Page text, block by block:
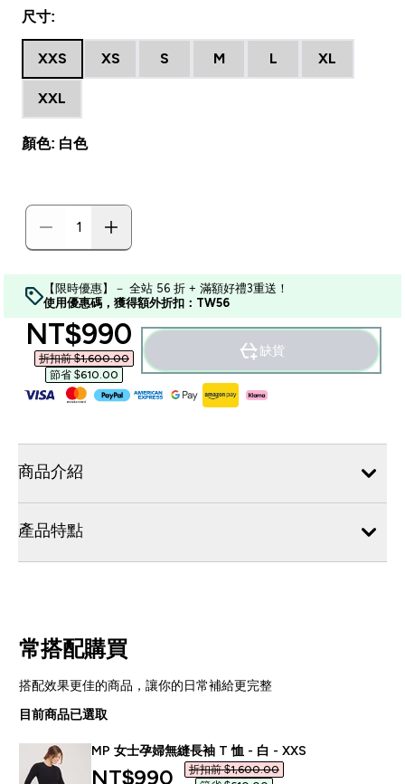
尺寸:
XXS XS S M L XL
XXL
顏色: 白色
【限時優惠】－ 全站 56 折 + 滿額好禮3重送！
使用優惠碼，獲得額外折扣：TW56
discounted price
NT$990‎
折扣前 $1,600.00‎
節省 $610.00‎
缺貨
商品介紹
產品特點
常搭配購買
搭配效果更佳的商品，讓你的日常補給更完整
目前商品已選取
MP 女士孕婦無縫長袖 T 恤 - 白 - XXS
discounted price
NT$990‎
折扣前 $1,600.00‎